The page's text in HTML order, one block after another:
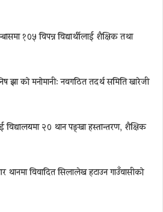
१०५ विपन्न विद्यार्थीलाई शैक्षिक तथा
झा को मनोमानी: नवगठित तदर्थ समिति खारेजी
विद्यालयमा २० थान पङ्खा हस्तान्तरण, शैक्षिक
विवादित सिलालेख हटाउन गाउँवासीको